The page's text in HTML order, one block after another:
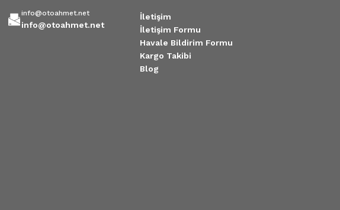
info@otoahmet.net
info@otoahmet.net
İletişim
İletişim Formu
Havale Bildirim Formu
Kargo Takibi
Blog